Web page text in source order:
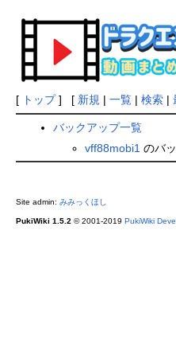
[ トップ] [ 新規 | 一覧| 検索|
バックアップ一覧
vff88mobi1 のバ
Site admin: みみっくほし
PukiWiki 1.5.2 © 2001-2019 PukiWiki